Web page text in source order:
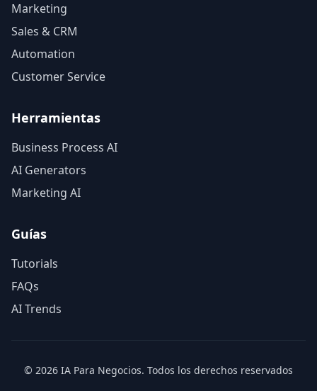
Marketing
Sales & CRM
Automation
Customer Service
Herramientas
Business Process AI
AI Generators
Marketing AI
Guías
Tutorials
FAQs
AI Trends
© 2026 IA Para Negocios. Todos los derechos reservados